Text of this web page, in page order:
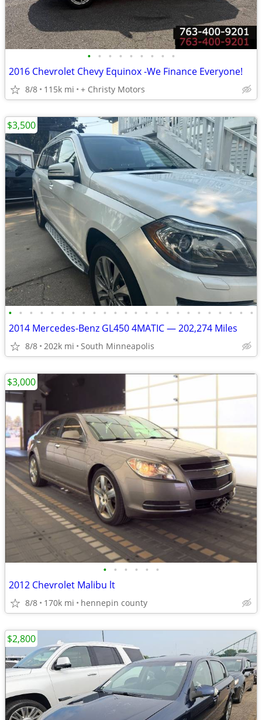
• • • • • • • • •
2016 Chevrolet Chevy Equinox -We Finance Everyone!
8/8 115k mi + Christy Motors
• • • • • • • • • • • • • • • • • • • • • • • •
2014 Mercedes-Benz GL450 4MATIC — 202,274 Miles
8/8 202k mi South Minneapolis
$3,500
• • • • • •
2012 Chevrolet Malibu lt
8/8 170k mi hennepin county
$3,000
$2,800